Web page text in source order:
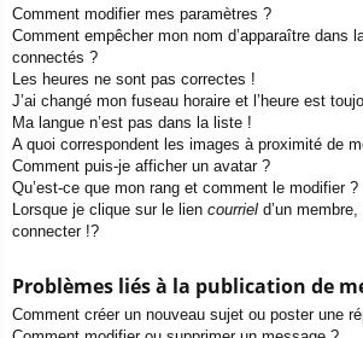
Comment modifier mes paramètres ?
Comment empêcher mon nom d’apparaître dans
connectés ?
Les heures ne sont pas correctes !
J’ai changé mon fuseau horaire et l’heure est
Ma langue n’est pas dans la liste !
A quoi correspondent les images à proximité de
Comment puis-je afficher un avatar ?
Qu’est-ce que mon rang et comment le modifier ?
Lorsque je clique sur le lien courriel d’un
connecter !?
Problèmes liés à la publication de
Comment créer un nouveau sujet ou poster une